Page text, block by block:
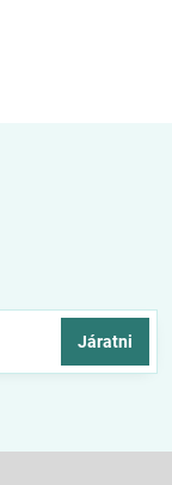
Járatni